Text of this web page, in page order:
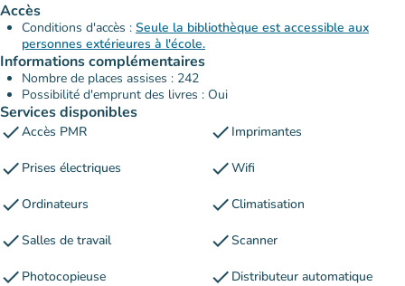
Accès
Conditions d'accès : Seule la bibliothèque est accessible aux
personnes extérieures à l'école.
Informations complémentaires
Nombre de places assises : 242
Possibilité d'emprunt des livres : Oui
Services disponibles
checkAccès PMR check Imprimantes
check Prises électriques checkWifi
checkOrdinateurs checkClimatisation
checkSalles de travail checkScanner
check Photocopieuse check Distributeur automatique